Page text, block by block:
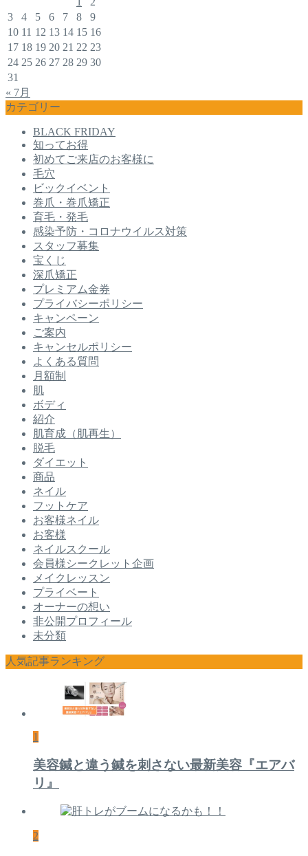
3
4 5 6 7 8
9
10 11 12 13 14 15 16
17 18 19 20 21 22 23
24 25 26 27 28 29 30
31
« 7月
カテゴリー
BLACK FRIDAY
知ってお得
初めてご来店のお客様に
毛穴
ビックイベント
巻爪・巻爪矯正
育毛・発毛
感染予防・コロナウイルス対策
スタッフ募集
宝くじ
深爪矯正
プレミアム金券
プライバシーポリシー
キャンペーン
ご案内
キャンセルポリシー
よくある質問
月額制
肌
ボディ
紹介
肌育成（肌再生）
脱毛
ダイエット
商品
ネイル
フットケア
お客様ネイル
お客様
ネイルスクール
会員様シークレット企画
メイクレッスン
プライベート
オーナーの想い
非公開プロフィール
未分類
人気記事ランキング
1
美容鍼と違う鍼を刺さない最新美容『エアバ
リ』
2